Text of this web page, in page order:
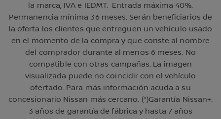
la marca, IVA e IEDMT. Entrada máxima 40%.
Permanencia mínima 36 meses. Serán beneficiarios de
la oferta los clientes que entreguen un vehículo usado
en el momento de la compra y que conste al nombre
del comprador durante al menos 6 meses. No
compatible con otras campañas. La imagen
visualizada puede no coincidir con el vehículo
ofertado. Para más información acuda a su
concesionario Nissan más cercano. (*)Garantía Nissan+:
3 años de garantía de fábrica y hasta 7 años